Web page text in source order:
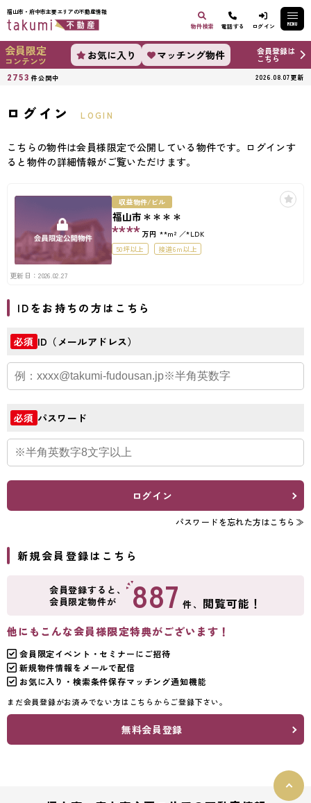
福山市・府中市主要エリアの不動産情報
物件検索
電話する ログイン MENU
会員限定
コンテンツ お気に入り マッチング物件 会員登録は
こちら
2753 件公開中 2026.08.07更新
ログイン LOGIN
こちらの物件は会員様限定で公開している物件です。ログインす
ると物件の詳細情報がご覧いただけます。
収益物件/ビル
福山市＊＊＊＊
**** 万円 **m²
*LDK
50坪以上
接道6ｍ以上
更新日：2026.02.27
IDをお持ちの方はこちら
必須 ID（メールアドレス）
必須 パスワード
ログイン
パスワードを忘れた方はこちら≫
新規会員登録はこちら
会員登録すると、
会員限定物件が
887 件、 閲覧可能！
他にもこんな会員様限定特典がございます！
会員限定イベント・セミナーにご招待
新規物件情報をメールで配信
お気に入り・検索条件保存マッチング通知機能
まだ会員登録がお済みでない方はこちらからご登録下さい。
無料会員登録